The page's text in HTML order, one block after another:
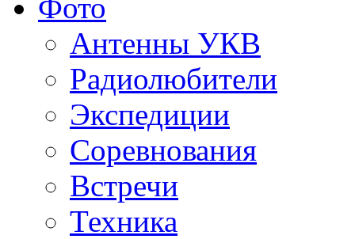
Фото
Антенны УКВ
Радиолюбители
Экспедиции
Соревнования
Встречи
Техника